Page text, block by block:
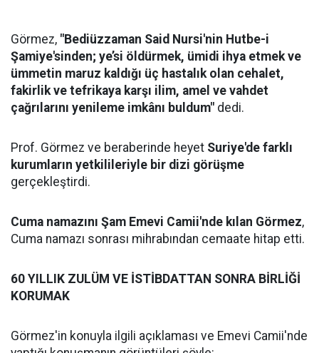
Görmez, "Bediüzzaman Said Nursi'nin Hutbe-i
Şamiye'sinden; ye’si öldürmek, ümidi ihya etmek ve
ümmetin maruz kaldığı üç hastalık olan cehalet,
fakirlik ve tefrikaya karşı ilim, amel ve vahdet
çağrılarını yenileme imkânı buldum" dedi.
Prof. Görmez ve beraberinde heyet Suriye'de farklı
kurumların yetkilileriyle bir dizi görüşme
gerçekleştirdi.
Cuma namazını Şam Emevi Camii'nde kılan Görmez,
Cuma namazı sonrası mihrabından cemaate hitap etti.
60 YILLIK ZULÜM VE İSTİBDATTAN SONRA BİRLİĞİ
KORUMAK
Görmez'in konuyla ilgili açıklaması ve Emevi Camii'nde